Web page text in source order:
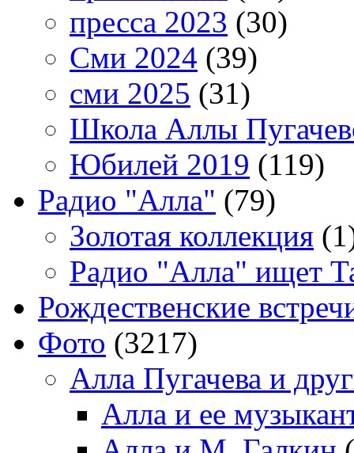
пресса 2023 (30)
Сми 2024 (39)
сми 2025 (31)
Школа Аллы
Юбилей 2019 (119)
Радио "Алла" (79)
Золотая коллекция
Радио "Алла" ищет
Рождественские
Фото (3217)
Алла Пугачева и
Алла и ее